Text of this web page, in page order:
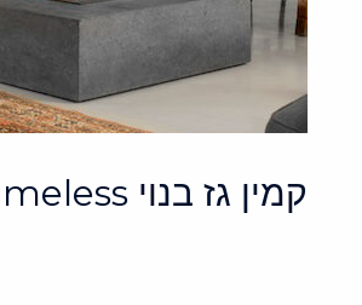
קמין גז בנוי Room Divider Large Frameless